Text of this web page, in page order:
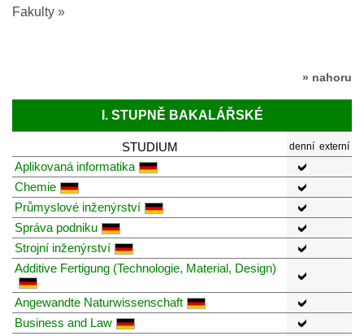
Fakulty »
» nahoru
I. STUPNĚ BAKALÁŘSKÉ
STUDIUM denní externí
Aplikovaná informatika
Chemie
Průmyslové inženýrství
Správa podniku
Strojní inženýrství
Additive Fertigung (Technologie, Material, Design)
Angewandte Naturwissenschaft
Business and Law